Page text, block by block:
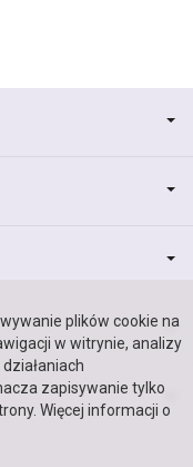
plików cookie na
w witrynie, analizy
zapisywanie tylko
Więcej informacji o